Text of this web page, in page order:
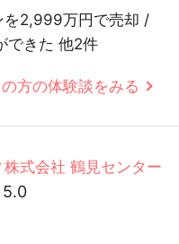
を2,999万円で売却 /
できた 他2件
の方の体験談をみる
式会社 鶴見センター
5.0